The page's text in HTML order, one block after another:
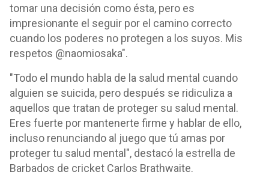
tomar una decisión como ésta, pero es
impresionante el seguir por el camino correcto
cuando los poderes no protegen a los suyos. Mis
respetos @naomiosaka".
"Todo el mundo habla de la salud mental cuando
alguien se suicida, pero después se ridiculiza a
aquellos que tratan de proteger su salud mental.
Eres fuerte por mantenerte firme y hablar de ello,
incluso renunciando al juego que tú amas por
proteger tu salud mental", destacó la estrella de
Barbados de cricket Carlos Brathwaite.